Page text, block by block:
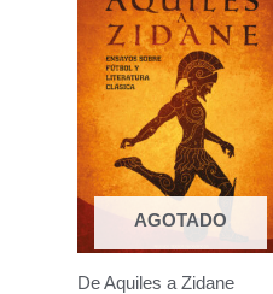
AGOTADO
De Aquiles a Zidane